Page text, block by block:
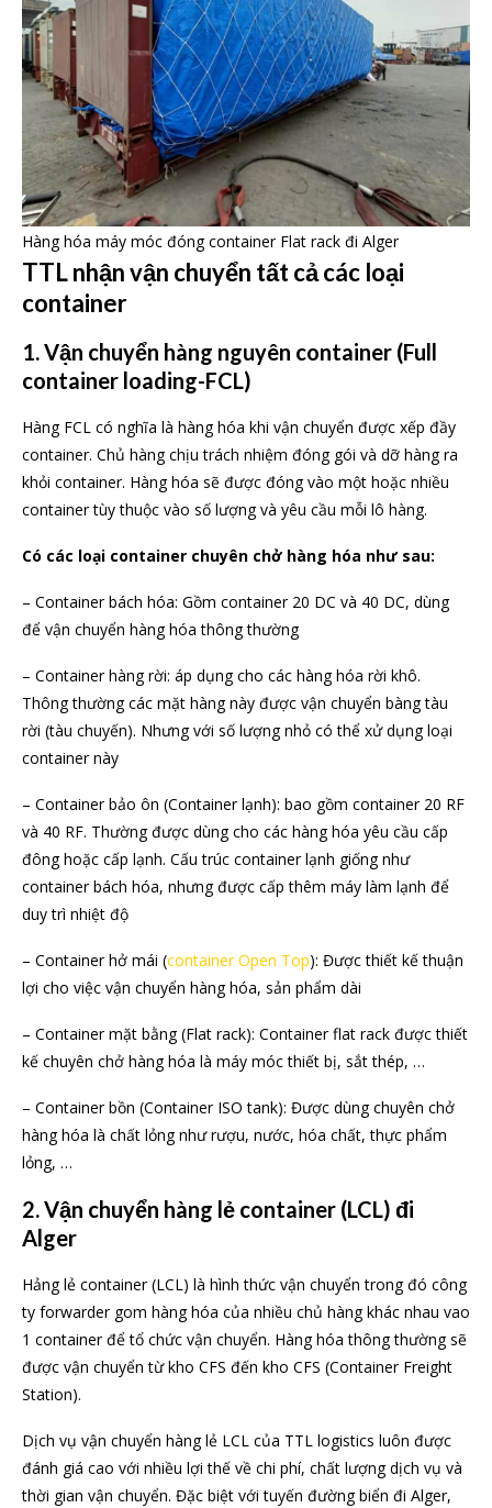
Hàng hóa máy móc đóng container Flat rack đi Alger
TTL nhận vận chuyển tất cả các loại
container
1. Vận chuyển hàng nguyên container (Full
container loading-FCL)
Hàng FCL có nghĩa là hàng hóa khi vận chuyển được xếp đầy
container. Chủ hàng chịu trách nhiệm đóng gói và dỡ hàng ra
khỏi container. Hàng hóa sẽ được đóng vào một hoặc nhiều
container tùy thuộc vào số lượng và yêu cầu mỗi lô hàng.
Có các loại container chuyên chở hàng hóa như sau:
– Container bách hóa: Gồm container 20 DC và 40 DC, dùng
để vận chuyển hàng hóa thông thường
– Container hàng rời: áp dụng cho các hàng hóa rời khô.
Thông thường các mặt hàng này được vận chuyển bàng tàu
rời (tàu chuyến). Nhưng với số lượng nhỏ có thể xử dụng loại
container này
– Container bảo ôn (Container lạnh): bao gồm container 20 RF
và 40 RF. Thường được dùng cho các hàng hóa yêu cầu cấp
đông hoặc cấp lạnh. Cấu trúc container lạnh giống như
container bách hóa, nhưng được cấp thêm máy làm lạnh để
duy trì nhiệt độ
– Container hở mái (container Open Top): Được thiết kế thuận
lợi cho việc vận chuyển hàng hóa, sản phẩm dài
– Container mặt bằng (Flat rack): Container flat rack được thiết
kế chuyên chở hàng hóa là máy móc thiết bị, sắt thép, …
– Container bồn (Container ISO tank): Được dùng chuyên chở
hàng hóa là chất lỏng như rượu, nước, hóa chất, thực phẩm
lỏng, …
2. Vận chuyển hàng lẻ container (LCL) đi
Alger
Hảng lẻ container (LCL) là hình thức vận chuyển trong đó công
ty forwarder gom hàng hóa của nhiều chủ hàng khác nhau vao
1 container để tổ chức vận chuyển. Hàng hóa thông thường sẽ
được vận chuyển từ kho CFS đến kho CFS (Container Freight
Station).
Dịch vụ vận chuyển hàng lẻ LCL của TTL logistics luôn được
đánh giá cao với nhiều lợi thế về chi phí, chất lượng dịch vụ và
thời gian vận chuyển. Đặc biệt với tuyến đường biển đi Alger,